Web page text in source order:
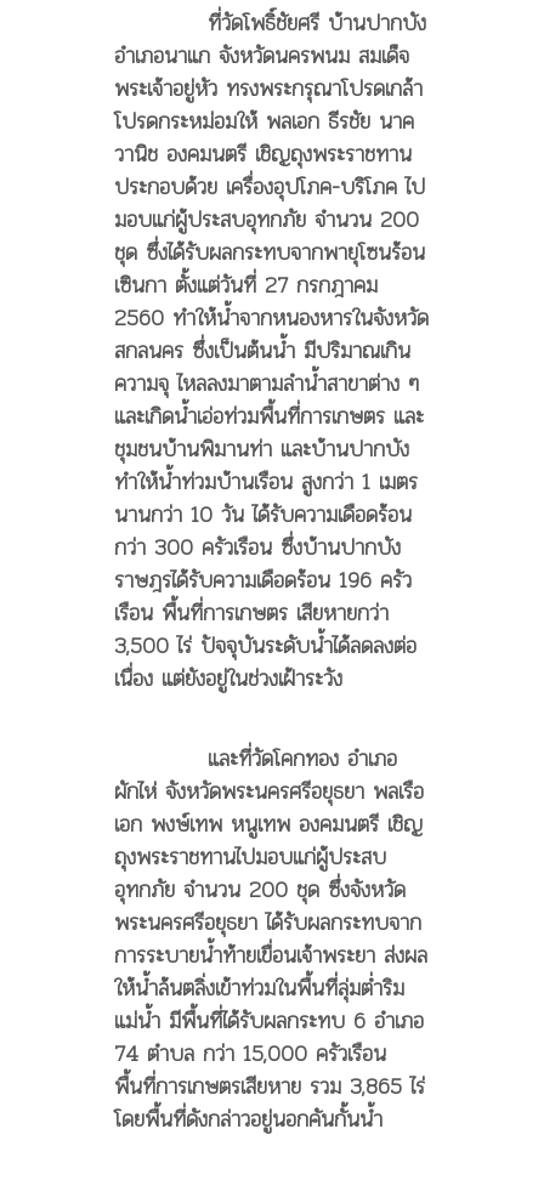
ประสบ
อุทกภัย
พื้นที่
จังหวัด
นครพนม
พระนครศรีอยุธยา
และ
อุบลราชธานี
ที่วัดโพธิ์ชัยศรี บ้านปากบัง
อำเภอนาแก จังหวัดนครพนม สมเด็จ
พระเจ้าอยู่หัว ทรงพระกรุณาโปรดเกล้า
โปรดกระหม่อมให้ พลเอก ธีรชัย นาค
วานิช องคมนตรี เชิญถุงพระราชทาน
ประกอบด้วย เครื่องอุปโภค-บริโภค ไป
มอบแก่ผู้ประสบอุทกภัย จำนวน 200
ชุด ซึ่งได้รับผลกระทบจากพายุโซนร้อน
เซินกา ตั้งแต่วันที่ 27 กรกฎาคม
2560 ทำให้น้ำจากหนองหารในจังหวัด
สกลนคร ซึ่งเป็นต้นน้ำ มีปริมาณเกิน
ความจุ ไหลลงมาตามลำน้ำสาขาต่าง ๆ
และเกิดน้ำเอ่อท่วมพื้นที่การเกษตร และ
ชุมชนบ้านพิมานท่า และบ้านปากบัง
ทำให้น้ำท่วมบ้านเรือน สูงกว่า 1 เมตร
นานกว่า 10 วัน ได้รับความเดือดร้อน
กว่า 300 ครัวเรือน ซึ่งบ้านปากบัง
ราษฎรได้รับความเดือดร้อน 196 ครัว
เรือน พื้นที่การเกษตร เสียหายกว่า
3,500 ไร่ ปัจจุบันระดับน้ำได้ลดลงต่อ
เนื่อง แต่ยังอยู่ในช่วงเฝ้าระวัง
และที่วัดโคกทอง อำเภอ
ผักไห่ จังหวัดพระนครศรีอยุธยา พลเรือ
เอก พงษ์เทพ หนูเทพ องคมนตรี เชิญ
ถุงพระราชทานไปมอบแก่ผู้ประสบ
อุทกภัย จำนวน 200 ชุด ซึ่งจังหวัด
พระนครศรีอยุธยา ได้รับผลกระทบจาก
การระบายน้ำท้ายเขื่อนเจ้าพระยา ส่งผล
ให้น้ำล้นตลิ่งเข้าท่วมในพื้นที่ลุ่มต่ำริม
แม่น้ำ มีพื้นที่ได้รับผลกระทบ 6 อำเภอ
74 ตำบล กว่า 15,000 ครัวเรือน
พื้นที่การเกษตรเสียหาย รวม 3,865 ไร่
โดยพื้นที่ดังกล่าวอยู่นอกคันกั้นน้ำ